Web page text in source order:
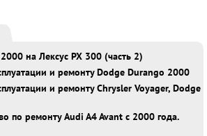
на Лексус PX 300 (часть 2)
и ремонту Dodge Durango 2000
и ремонту Chrysler Voyager, Dodge
по ремонту Audi A4 Avant с 2000 года.